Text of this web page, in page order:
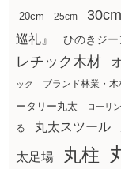
20cm 25cm 30cm
巡礼』
ひのきジー
レチック木材
ック ブランド林業・木
ータリー丸太
ローリ
る
丸太スツール
太足場 丸柱